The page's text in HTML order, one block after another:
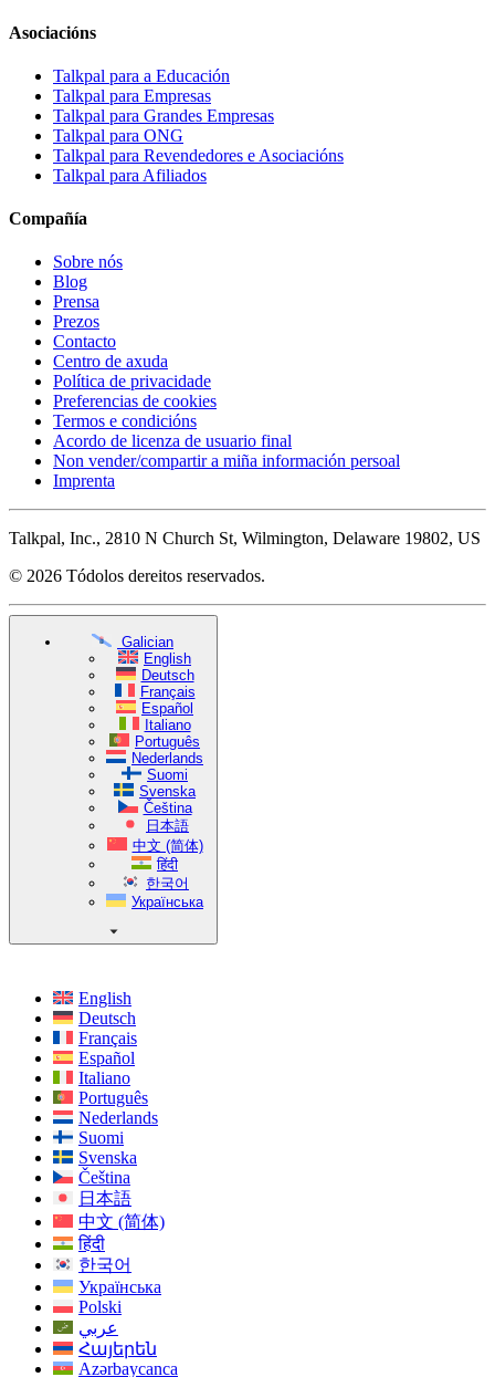
Asociacións
Talkpal para a Educación
Talkpal para Empresas
Talkpal para Grandes Empresas
Talkpal para ONG
Talkpal para Revendedores e Asociacións
Talkpal para Afiliados
Compañía
Sobre nós
Blog
Prensa
Prezos
Contacto
Centro de axuda
Política de privacidade
Preferencias de cookies
Termos e condicións
Acordo de licenza de usuario final
Non vender/compartir a miña información persoal
Imprenta
Talkpal, Inc., 2810 N Church St, Wilmington, Delaware 19802, US
© 2026 Tódolos dereitos reservados.
Galician
English
Deutsch
Français
Español
Italiano
Português
Nederlands
Suomi
Svenska
Čeština
日本語
中文 (简体)
हिंदी
한국어
Українська
English
Deutsch
Français
Español
Italiano
Português
Nederlands
Suomi
Svenska
Čeština
日本語
中文 (简体)
हिंदी
한국어
Українська
Polski
عربي
Հայերեն
Azərbaycanca